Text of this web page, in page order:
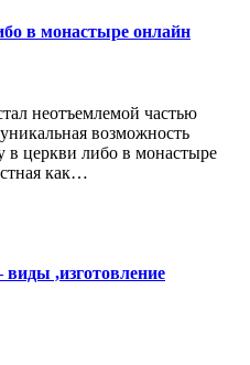
в монастыре онлайн
возможность
в церкви либо в монастыре
как…
,изготовление